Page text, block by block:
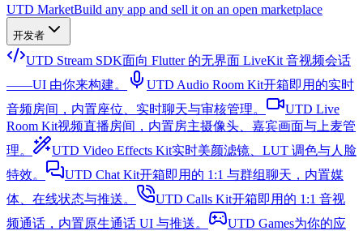
UTD MarketBuild any app and sell it on an open marketplace
开发者
UTD Stream SDK面向 Flutter 的无界面 LiveKit 音视频会话
——UI 由你来构建。
UTD Audio Room Kit开箱即用的实时
音频房间，内置座位、实时聊天与审核管理。
UTD Live
Room Kit视频直播房间，内置房主摄像头、嘉宾画面与上麦管
理。
UTD Video Effects Kit实时美颜滤镜、LUT 调色与人脸
特效。
UTD Chat Kit开箱即用的 1:1 与群组聊天，内置媒
体、在线状态与推送。
UTD Calls Kit开箱即用的 1:1 音视
频通话，内置原生通话 UI 与推送。
UTD Games为你的应